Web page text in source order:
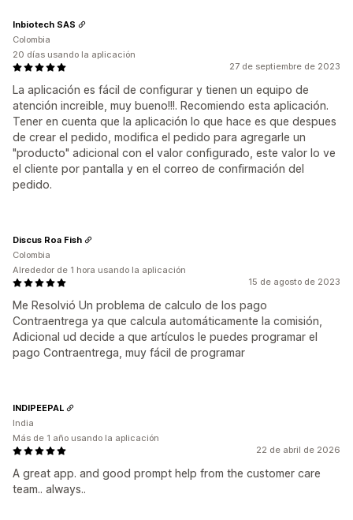
27 de septiembre de 2023
La aplicación es fácil de configurar y tienen un equipo de
atención increible, muy bueno!!!. Recomiendo esta aplicación.
Tener en cuenta que la aplicación lo que hace es que despues
de crear el pedido, modifica el pedido para agregarle un
"producto" adicional con el valor configurado, este valor lo ve
el cliente por pantalla y en el correo de confirmación del
pedido.
Inbiotech SAS
Colombia
20 días usando la aplicación
15 de agosto de 2023
Me Resolvió Un problema de calculo de los pago
Contraentrega ya que calcula automáticamente la comisión,
Adicional ud decide a que artículos le puedes programar el
pago Contraentrega, muy fácil de programar
Discus Roa Fish
Colombia
Alrededor de 1 hora usando la aplicación
22 de abril de 2026
A great app. and good prompt help from the customer care
team.. always..
INDIPEEPAL
India
Más de 1 año usando la aplicación